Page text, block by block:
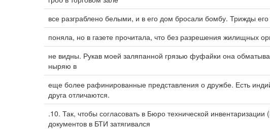
все разграблено белыми, и в его дом бросали бомбу. Трижды
поняла, но в газете прочитала, что без разрешения жилищных
не видны. Рукав моей заляпанной грязью фуфайки она
ныряю в
еще более рафинированные представления о дружбе. Есть
друга отличаются.
.10. Так, чтобы согласовать в Бюро технической
документов в БТИ затягивался